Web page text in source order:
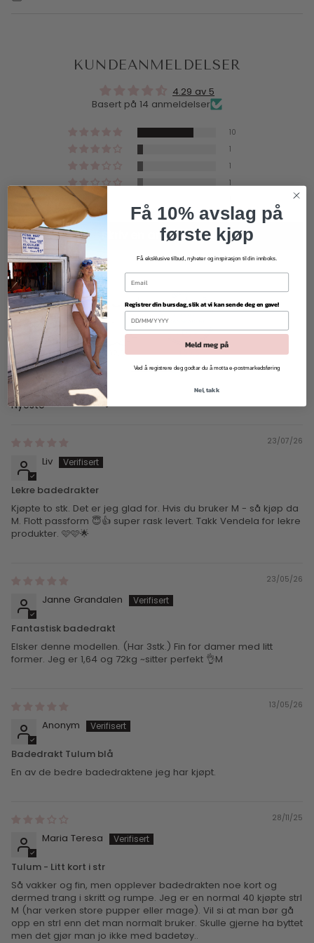
KUNDEANMELDELSER
4.29 av 5
Basert på 14 anmeldelser
10
1
1
1
Skriv en anmeldelse
100.0
Verifisert
Sort by
23/07/26
Liv
Lekre badedrakter
Kjøpte to stk. Det er jeg glad for. Hvis du bruker M - så kjøp da
M. Flott passform 😇👍 super rask levert. Takk Vendela for lekre
produkter. 🩷🩷🌟
23/05/26
Janne Grandalen
Fantastisk badedrakt
Elsker denne modellen. (Har 3stk.) Fin for damer med litt
former. Jeg er 1,64 og 72kg ~sitter perfekt 👌M
13/05/26
Anonym
Badedrakt Tulum blå
En av de bedre badedraktene jeg har kjøpt.
28/11/25
Maria Teresa
Tulum - Litt kort i str
Så vakker og fin, men opplever badedrakten noe kort og
dermed trang i skritt og rumpe. Jeg er en normal 40 kjøpte strl
M (har verken store pupper eller mage). Vil si at man bør gå
opp en strl enn det man normalt bruker. Skulle gjerne ha byttet
men det gjør man jo ikke med badetøy..
Få 10% avslag på
første kjøp
Få eksklusive tilbud, nyheter og inspirasjon til din innboks.
Registrer din bursdag, slik at vi kan sende deg en gave!
Meld meg på
Ved å registrere deg godtar du å motta e-postmarkedsføring
Nei, takk